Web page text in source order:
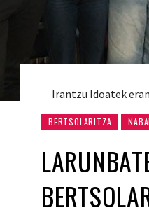
Irantzu Idoatek
BERTSOLARITZA